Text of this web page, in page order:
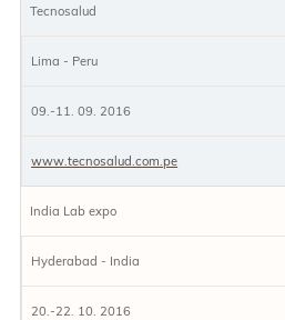
Tecnosalud
Lima - Peru
09.-11. 09. 2016
www.tecnosalud.com.pe
India Lab expo
Hyderabad - India
20.-22. 10. 2016